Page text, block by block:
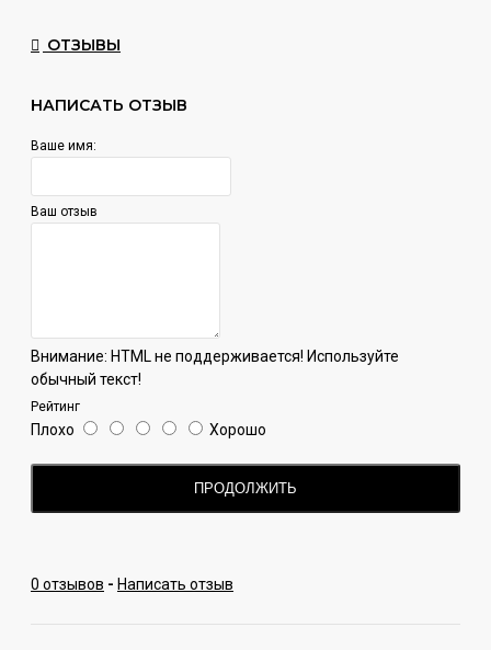
ОТЗЫВЫ
НАПИСАТЬ ОТЗЫВ
Ваше имя:
Ваш отзыв
Внимание: HTML не поддерживается! Используйте
обычный текст!
Рейтинг
Плохо Хорошо
ПРОДОЛЖИТЬ
0 отзывов - Написать отзыв